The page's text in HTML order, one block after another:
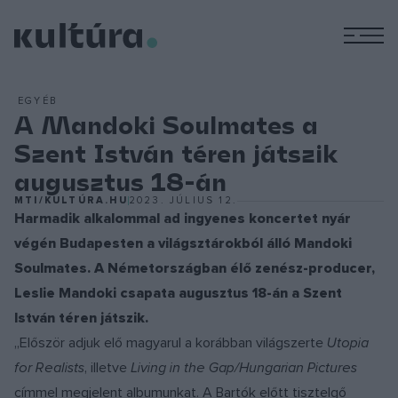
EGYÉB
A Mandoki Soulmates a
Szent István téren játszik
augusztus 18-án
MTI/KULTÚRA.HU 2023. JÚLIUS 12.
Harmadik alkalommal ad ingyenes koncertet nyár
végén Budapesten a világsztárokból álló Mandoki
Soulmates. A Németországban élő zenész-producer,
Leslie Mandoki csapata augusztus 18-án a Szent
István téren játszik.
„Először adjuk elő magyarul a korábban világszerte Utopia
for Realists, illetve Living in the Gap/Hungarian Pictures
címmel megjelent albumunkat. A Bartók előtt tisztelgő